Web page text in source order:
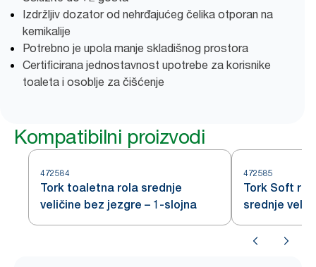
Izdržljiv dozator od nehrđajućeg čelika otporan na
kemikalije
Potrebno je upola manje skladišnog prostora
Certificirana jednostavnost upotrebe za korisnike
toaleta i osoblje za čišćenje
Kompatibilni proizvodi
472584
Tork toaletna rola srednje
veličine bez jezgre – 1-slojna
472585
Tork Soft
srednje
Premium –